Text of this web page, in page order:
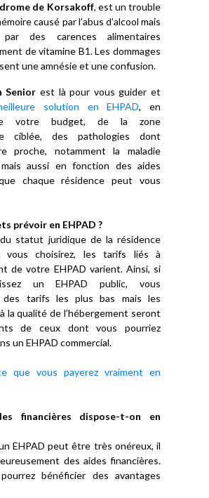
de Korsakoff, est un trouble
causé par l’abus d’alcool mais
des carences alimentaires
de vitamine B1. Les dommages
une amnésie et une confusion.
Senior est là pour vous guider et
solution en EHPAD, en
votre budget, de la zone
ciblée, des pathologies dont
proche, notamment la maladie
mais aussi en fonction des aides
chaque résidence peut vous
prévoir en EHPAD ?
statut juridique de la résidence
vous choisirez, les tarifs liés à
de votre EHPAD varient. Ainsi, si
un EHPAD public, vous
des tarifs les plus bas mais les
la qualité de l’hébergement seront
de ceux dont vous pourriez
un EHPAD commercial.
que vous payerez vraiment en
financières dispose-t-on en
EHPAD peut être très onéreux, il
des aides financières.
bénéficier des avantages